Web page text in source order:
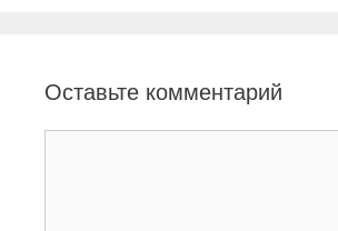
и
з
Оставьте комментарий